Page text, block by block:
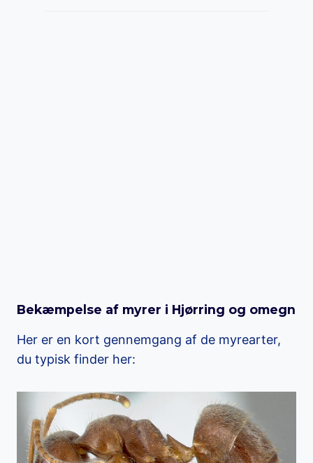
Bekæmpelse af myrer i Hjørring og omegn
Her er en kort gennemgang af de myrearter,
du typisk finder her: